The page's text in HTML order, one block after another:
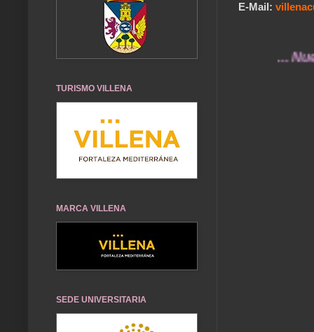
E-Mail:
... Nuestros
TURISMO VILLENA
MARCA VILLENA
SEDE UNIVERSITARIA